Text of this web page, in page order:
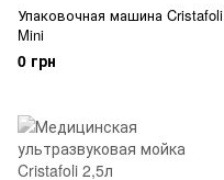
Упаковочная машина Cristafoli
Mini
0 грн